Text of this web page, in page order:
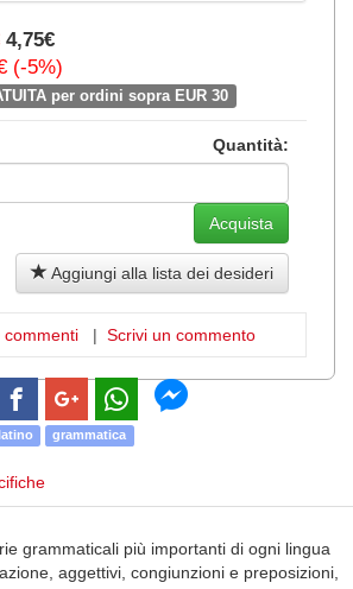
4,75€
(-5%)
per ordini sopra EUR 30
Quantità:
Aggiungi alla lista dei desideri
commenti | Scrivi un commento
latino grammatica
grammaticali più importanti di ogni lingua
aggettivi, congiunzioni e preposizioni,